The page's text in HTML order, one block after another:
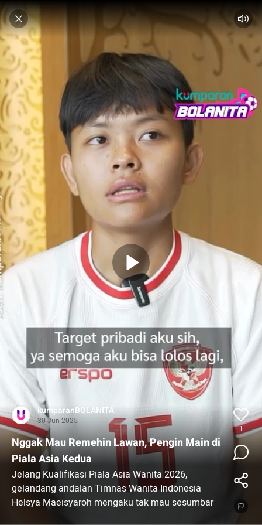
kumparanBOLANITA
30 Jun 2025
Nggak Mau Remehin Lawan, Pengin Main di
Piala Asia Kedua
Jelang Kualifikasi Piala Asia Wanita 2026,
gelandang andalan Timnas Wanita Indonesia
Helsya Maeisyaroh mengaku tak mau sesumbar
1